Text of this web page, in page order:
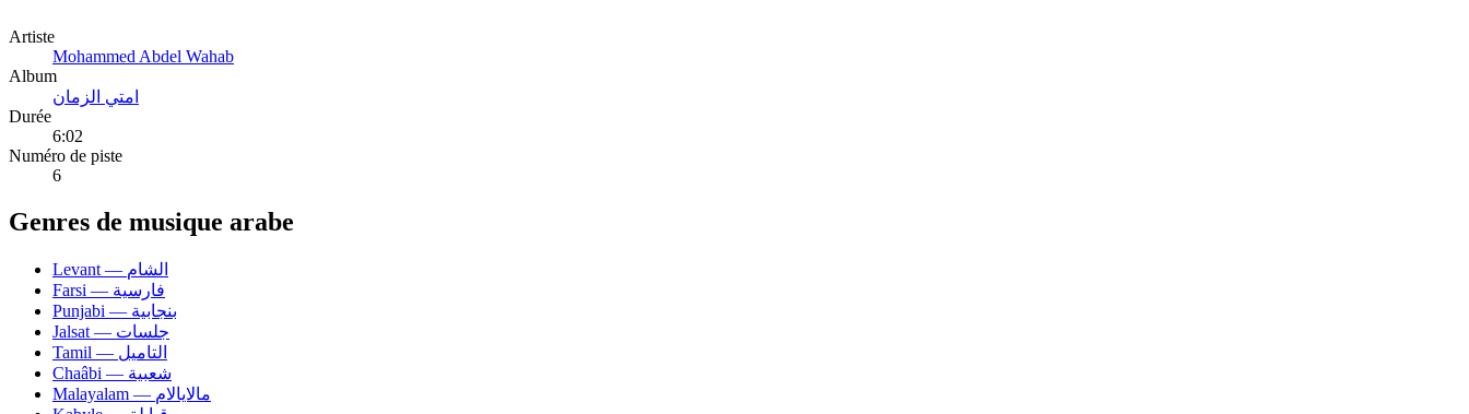
Artiste
Mohammed Abdel Wahab
Album
امتي الزمان
Durée
6:02
Numéro de piste
6
Genres de musique arabe
Levant — الشام
Farsi — فارسية
Punjabi — بنجابية
Jalsat — جلسات
Tamil — التاميل
Chaâbi — شعبية
Malayalam — مالايالام